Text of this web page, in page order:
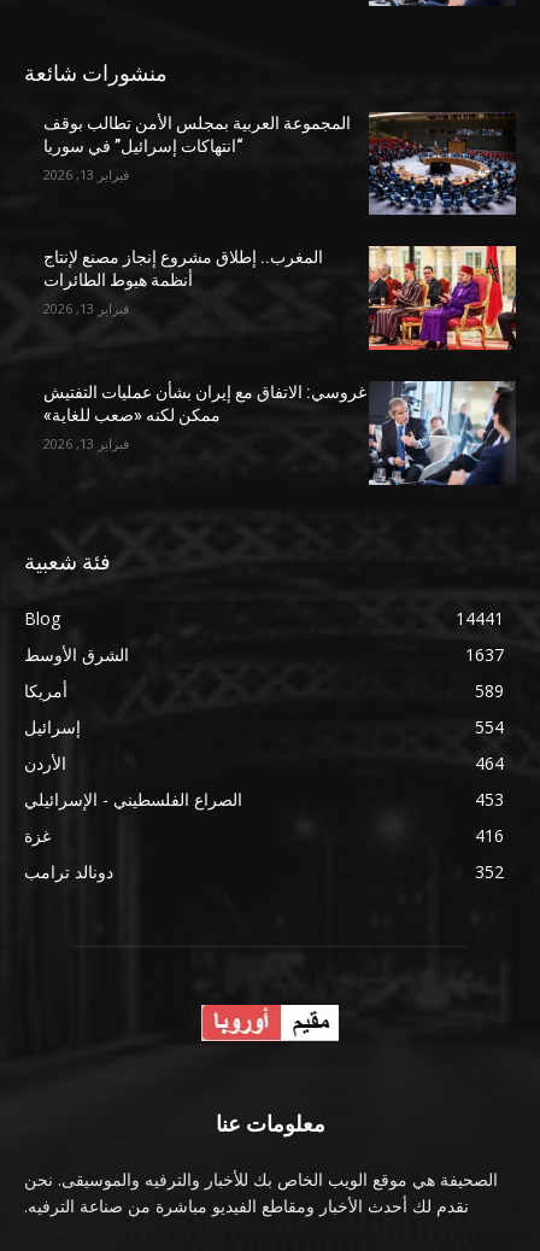
منشورات شائعة
المجموعة العربية بمجلس الأمن تطالب بوقف
“انتهاكات إسرائيل” في سوريا
فبراير 13, 2026
المغرب.. إطلاق مشروع إنجاز مصنع لإنتاج
أنظمة هبوط الطائرات
فبراير 13, 2026
غروسي: الاتفاق مع إيران بشأن عمليات التفتيش
ممكن لكنه «صعب للغاية»
فبراير 13, 2026
فئة شعبية
Blog
14441
الشرق الأوسط
1637
أمريكا
589
إسرائيل
554
الأردن
464
الصراع الفلسطيني - الإسرائيلي
453
غزة
416
دونالد ترامب
352
معلومات عنا
الصحيفة هي موقع الويب الخاص بك للأخبار والترفيه والموسيقى. نحن
نقدم لك أحدث الأخبار ومقاطع الفيديو مباشرة من صناعة الترفيه.